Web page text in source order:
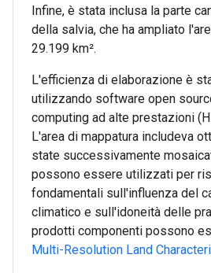
Infine, è stata inclusa la parte
della salvia, che ha ampliato
29.199 km².
L'efficienza di elaborazione è
utilizzando software open
computing ad alte prestazioni
L'area di mappatura includeva
state successivamente
possono essere utilizzati per
fondamentali sull'influenza del
climatico e sull'idoneità delle
prodotti componenti possono
Multi-Resolution Land